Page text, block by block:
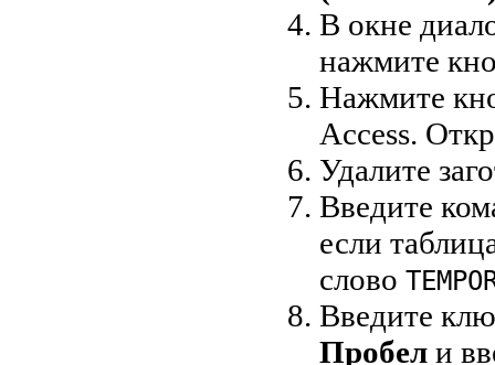
В окне
нажмите
Нажмите
Access.
Удалите
Введите
если
слово
Введите
Пробел и